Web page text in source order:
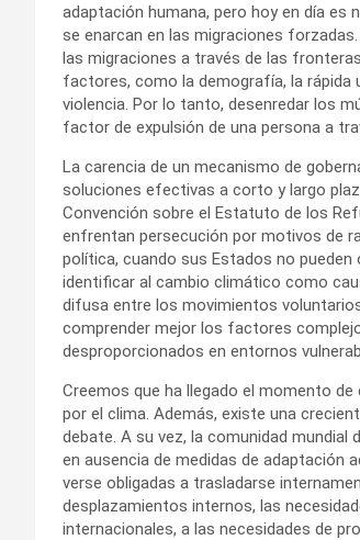
adaptación humana, pero hoy en día es
se enarcan en las migraciones
las migraciones a través de las
factores, como la demografía, la rápida
violencia. Por lo tanto, desenredar los
factor de expulsión de una persona a
La carencia de un mecanismo de
soluciones efectivas a corto y largo
Convención sobre el Estatuto de los
enfrentan persecución por motivos de
política, cuando sus Estados no
identificar al cambio climático como
difusa entre los movimientos
comprender mejor los factores
desproporcionados en entornos
Creemos que ha llegado el momento
por el clima. Además, existe una
debate. A su vez, la comunidad mundial
en ausencia de medidas de adaptación
verse obligadas a trasladarse
desplazamientos internos, las
internacionales, a las necesidades de